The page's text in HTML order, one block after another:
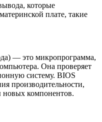
которые
плате, такие
— это микропрограмма,
Она проверяет
систему. BIOS
производительности,
компонентов.